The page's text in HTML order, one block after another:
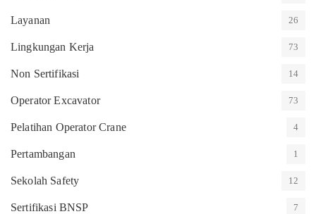
Layanan 26
Lingkungan Kerja 73
Non Sertifikasi 14
Operator Excavator 73
Pelatihan Operator Crane 4
Pertambangan 1
Sekolah Safety 12
Sertifikasi BNSP 7